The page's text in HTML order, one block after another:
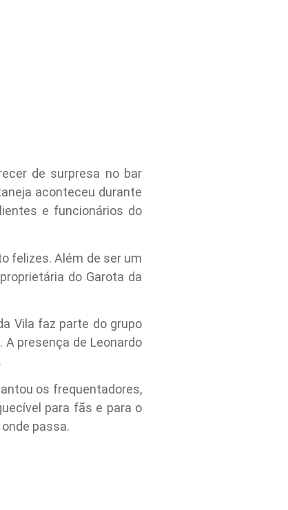
de surpresa no bar
aconteceu durante
e funcionários do
felizes. Além de ser um
do Garota da
Vila faz parte do grupo
presença de Leonardo
os frequentadores,
para fãs e para o
passa.